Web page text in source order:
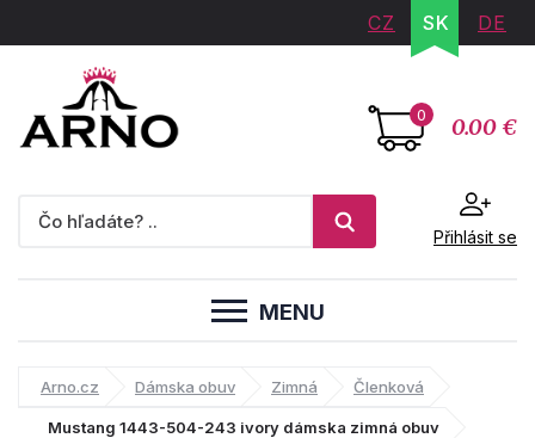
CZ SK DE
0 0.00 €
Přihlásit se
MENU
Arno.cz Dámska obuv Zimná Členková
Mustang 1443-504-243 ivory dámska zimná obuv